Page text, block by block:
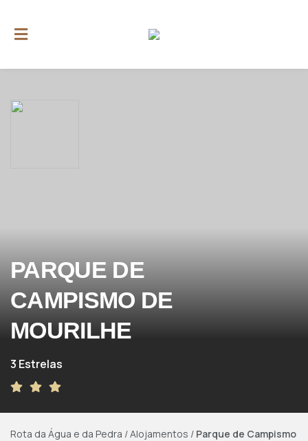
PARQUE DE
CAMPISMO DE
MOURILHE
3 Estrelas
Rota da Água e da Pedra /Alojamentos / Parque de Campismo